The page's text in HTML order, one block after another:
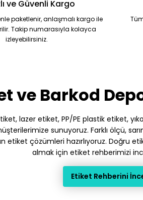
ve Güvenli Kargo
paketlenir, anlaşmalı kargo ile
Takip numarasıyla kolayca
izleyebilirsiniz.
ve Barkod
lazer etiket, PP/PE plastik etiket,
sunuyoruz. Farklı ölçü,
etiket çözümleri hazırlıyoruz. Doğru
almak için etiket rehberimizi
Etiket Rehberini